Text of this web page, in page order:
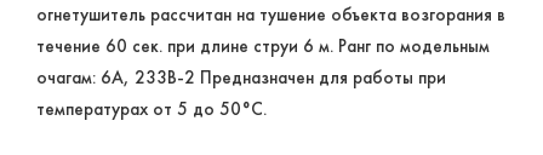
огнетушитель рассчитан на тушение объекта возгорания в
течение 60 сек. при длине струи 6 м. Ранг по модельным
очагам: 6А, 233В-2 Предназначен для работы при
температурах от 5 до 50°C.